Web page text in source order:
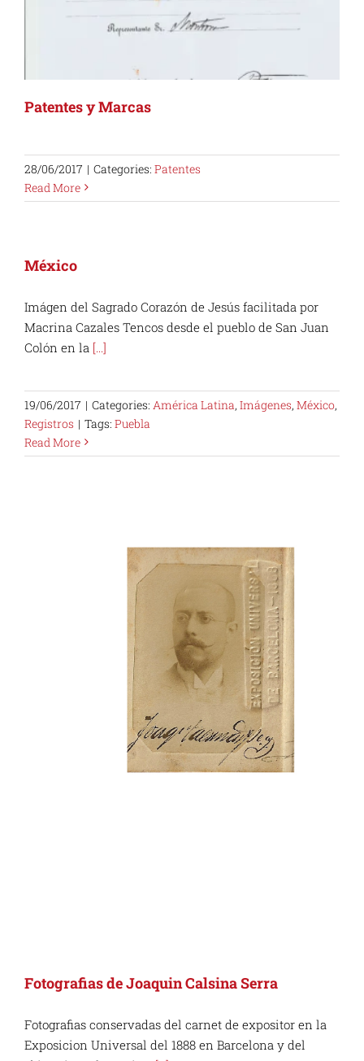
Patentes y Marcas
28/06/2017 | Categories: Patentes
Read More
México
Imágen del Sagrado Corazón de Jesús facilitada por
Macrina Cazales Tencos desde el pueblo de San Juan
Colón en la [...]
19/06/2017 | Categories: América Latina, Imágenes, México,
Registros | Tags: Puebla
Read More
Fotografias de Joaquin Calsina Serra
Fotografias conservadas del carnet de expositor en la
Exposicion Universal del 1888 en Barcelona y del